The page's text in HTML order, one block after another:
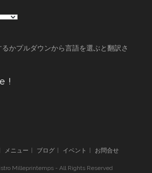
かプルダウンから言語を選ぶと翻訳さ
!
メニュー ブログ イベント お問合せ
Milleprintemps - All Rights Reserved